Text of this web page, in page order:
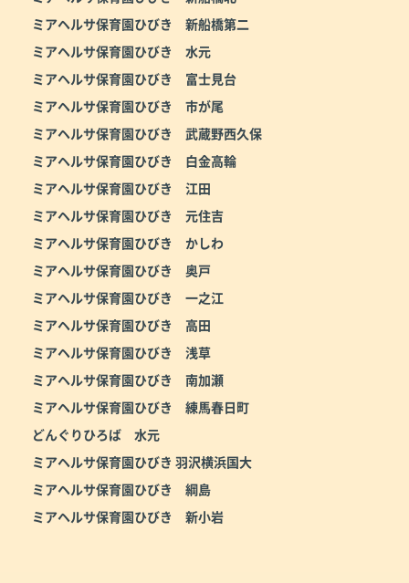
ミアヘルサ保育園ひびき 新船橋第二
ミアヘルサ保育園ひびき 水元
ミアヘルサ保育園ひびき 富士見台
ミアヘルサ保育園ひびき 市が尾
ミアヘルサ保育園ひびき 武蔵野西久保
ミアヘルサ保育園ひびき 白金高輪
ミアヘルサ保育園ひびき 江田
ミアヘルサ保育園ひびき 元住吉
ミアヘルサ保育園ひびき かしわ
ミアヘルサ保育園ひびき 奥戸
ミアヘルサ保育園ひびき 一之江
ミアヘルサ保育園ひびき 高田
ミアヘルサ保育園ひびき 浅草
ミアヘルサ保育園ひびき 南加瀬
ミアヘルサ保育園ひびき 練馬春日町
どんぐりひろば 水元
ミアヘルサ保育園ひびき 羽沢横浜国大
ミアヘルサ保育園ひびき 綱島
ミアヘルサ保育園ひびき 新小岩